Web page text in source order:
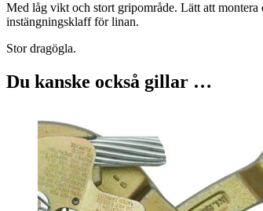
Med låg vikt och stort gripområde. Lätt att
instängningsklaff för linan.
Stor dragögla.
Du kanske också gillar …